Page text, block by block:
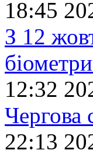
18:45
З 12
12:32
22:13